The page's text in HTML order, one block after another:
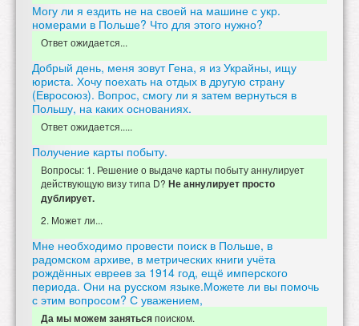
Могу ли я ездить не на своей на машине с укр.
номерами в Польше? Что для этого нужно?
Ответ ожидается...
Добрый день, меня зовут Гена, я из Украйны, ищу
юриста. Хочу поехать на отдых в другую страну
(Евросоюз). Вопрос, смогу ли я затем вернуться в
Польшу, на каких основаниях.
Ответ ожидается.....
Получение карты побыту.
Вопросы: 1. Решение о выдаче карты побыту аннулирует
действующую визу типа D? Не аннулирует просто
дублирует.
2. Может ли...
Мне необходимо провести поиск в Польше, в
радомском архиве, в метрических книги учёта
рождённых евреев за 1914 год, ещё имперского
периода. Они на русском языке.Можете ли вы помочь
с этим вопросом? С уважением,
Да мы можем занятьсяпоиском.